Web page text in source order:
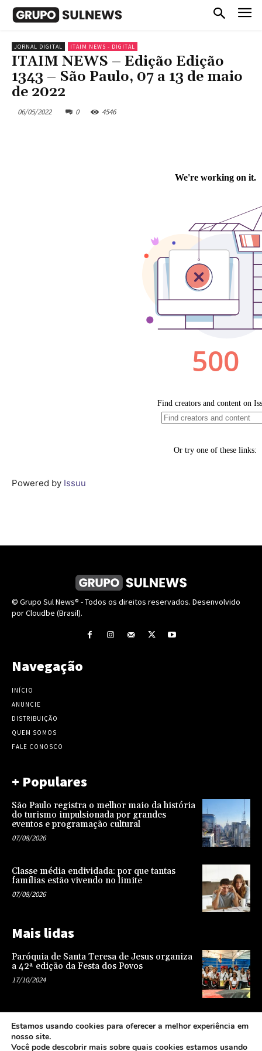
JORNAL DIGITAL ITAIM NEWS - DIGITAL
ITAIM NEWS – Edição Edição
1343 – São Paulo, 07 a 13 de maio
de 2022
06/05/2022 0 4546
Powered by Issuu
© Grupo Sul News® - Todos os direitos reservados. Desenvolvido
por Cloudbe (Brasil).
Navegação
INÍCIO
ANUNCIE
DISTRIBUIÇÃO
QUEM SOMOS
FALE CONOSCO
+ Populares
São Paulo registra o melhor maio da história
do turismo impulsionada por grandes
eventos e programação cultural
07/08/2026
Classe média endividada: por que tantas
famílias estão vivendo no limite
07/08/2026
Mais lidas
Paróquia de Santa Teresa de Jesus organiza
a 42ª edição da Festa dos Povos
17/10/2024
Representatividade na infância: o papel da
escola na formação de uma sociedade mais
justa e equitativa
Estamos usando cookies para oferecer a melhor experiência em
nosso site.
Você pode descobrir mais sobre quais cookies estamos usando